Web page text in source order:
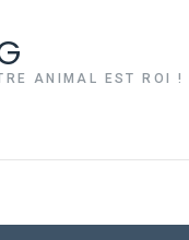
ANIMAL EST ROI !